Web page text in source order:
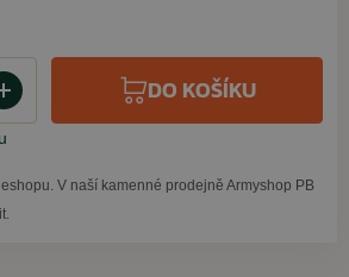
DO KOŠÍKU
V naší kamenné prodejně Armyshop PB